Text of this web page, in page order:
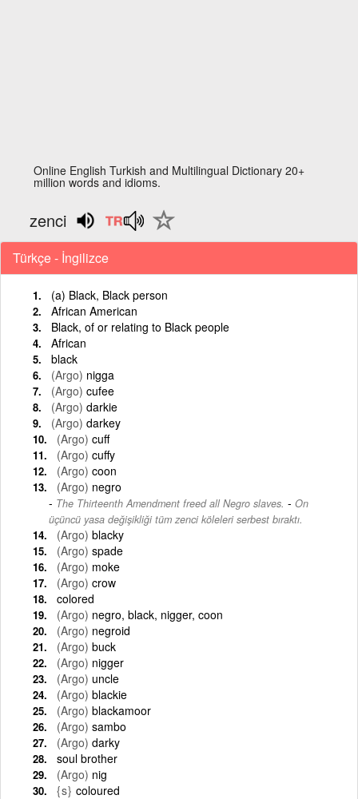
Online English Turkish and Multilingual Dictionary 20+
million words and idioms.
zenci
Türkçe - İngilizce
(a) Black, Black person
African American
Black, of or relating to Black people
African
black
(Argo) nigga
(Argo) cufee
(Argo) darkie
(Argo) darkey
(Argo) cuff
(Argo) cuffy
(Argo) coon
(Argo) negro
The Thirteenth Amendment freed all Negro slaves. - On
üçüncü yasa değişikliği tüm zenci köleleri serbest bıraktı.
(Argo) blacky
(Argo) spade
(Argo) moke
(Argo) crow
colored
(Argo) negro, black, nigger, coon
(Argo) negroid
(Argo) buck
(Argo) nigger
(Argo) uncle
(Argo) blackie
(Argo) blackamoor
(Argo) sambo
(Argo) darky
soul brother
(Argo) nig
{s} coloured